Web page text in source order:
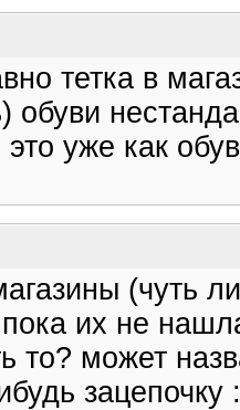
тетка в
обуви
уже как
(чуть
их не
то? может
зацепочку